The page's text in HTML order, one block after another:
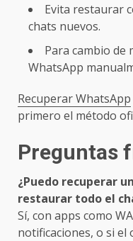
Evita restaurar
chats nuevos.
Para cambio de
WhatsApp
Recuperar WhatsApp
primero el método
Preguntas
¿Puedo recuperar
restaurar todo el
Sí, con apps como
notificaciones, o si el